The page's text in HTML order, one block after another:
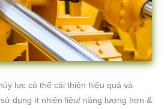
lực có thể cải thiện hiệu quả và
dụng ít nhiên liệu/ năng lượng hơn &